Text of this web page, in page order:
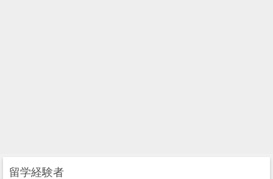
留学経験者